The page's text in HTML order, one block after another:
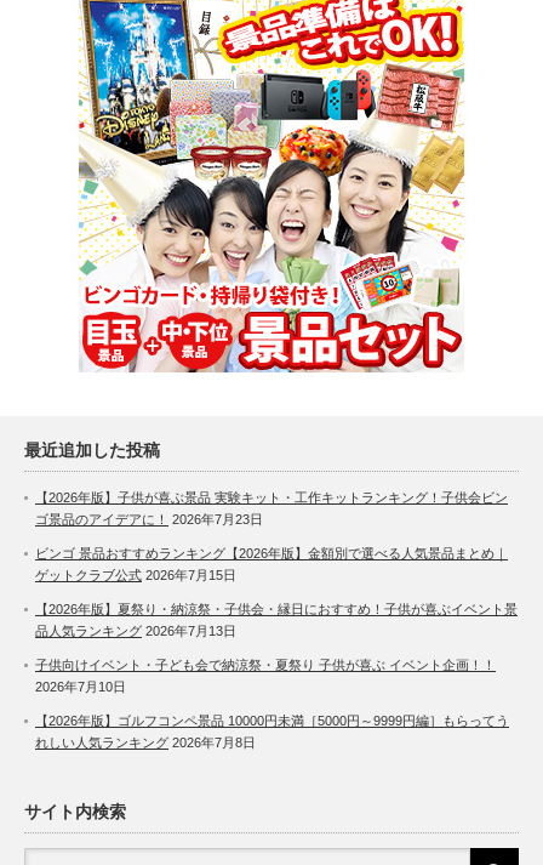
最近追加した投稿
【2026年版】子供が喜ぶ景品 実験キット・工作キットランキング！子供会ビン
ゴ景品のアイデアに！
2026年7月23日
ビンゴ 景品おすすめランキング【2026年版】金額別で選べる人気景品まとめ｜
ゲットクラブ公式 2026年7月15日
【2026年版】夏祭り・納涼祭・子供会・縁日におすすめ！子供が喜ぶイベント景
品人気ランキング 2026年7月13日
子供向けイベント・子ども会で納涼祭・夏祭り 子供が喜ぶ イベント企画！！
2026年7月10日
【2026年版】ゴルフコンペ景品 10000円未満［5000円～9999円編］もらってう
れしい人気ランキング 2026年7月8日
サイト内検索